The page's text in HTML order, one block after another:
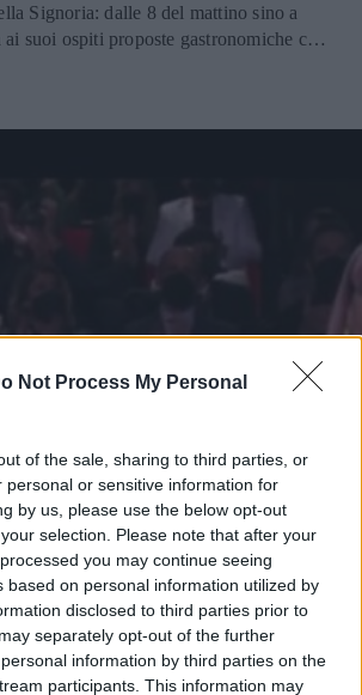
Not Process My Personal
of the sale, sharing to third parties, or
personal or sensitive information for
by us, please use the below opt-out
selection. Please note that after your
you may continue seeing
based on personal information utilized by
disclosed to third parties prior to
separately opt-out of the further
information by third parties on the
participants. This information may
Signoria: dalle 8 del mattino sino a
suoi ospiti proposte gastronomiche che